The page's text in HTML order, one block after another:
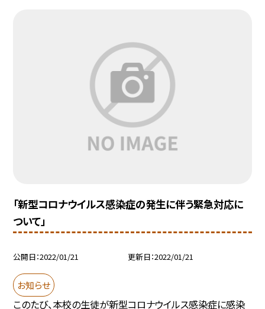
「新型コロナウイルス感染症の発生に伴う緊急対応に
ついて」
公開日 2022/01/21 更新日 2022/01/21
お知らせ
このたび、本校の生徒が新型コロナウイルス感染症に感染